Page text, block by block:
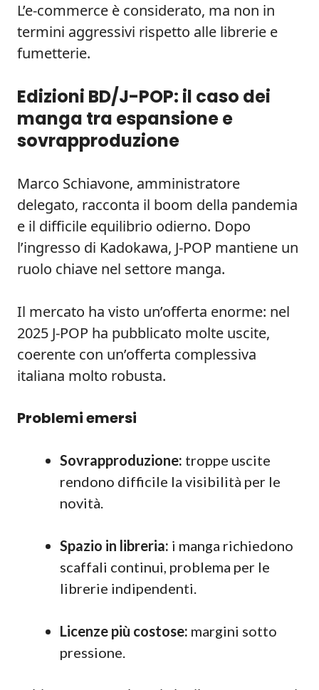
L’e‑commerce è considerato, ma non in
termini aggressivi rispetto alle librerie e
fumetterie.
Edizioni BD/J-POP: il caso dei
manga tra espansione e
sovrapproduzione
Marco Schiavone, amministratore
delegato, racconta il boom della pandemia
e il difficile equilibrio odierno. Dopo
l’ingresso di Kadokawa, J-POP mantiene un
ruolo chiave nel settore manga.
Il mercato ha visto un’offerta enorme: nel
2025 J-POP ha pubblicato molte uscite,
coerente con un’offerta complessiva
italiana molto robusta.
Problemi emersi
Sovrapproduzione: troppe uscite
rendono difficile la visibilità per le
novità.
Spazio in libreria: i manga richiedono
scaffali continui, problema per le
librerie indipendenti.
Licenze più costose: margini sotto
pressione.